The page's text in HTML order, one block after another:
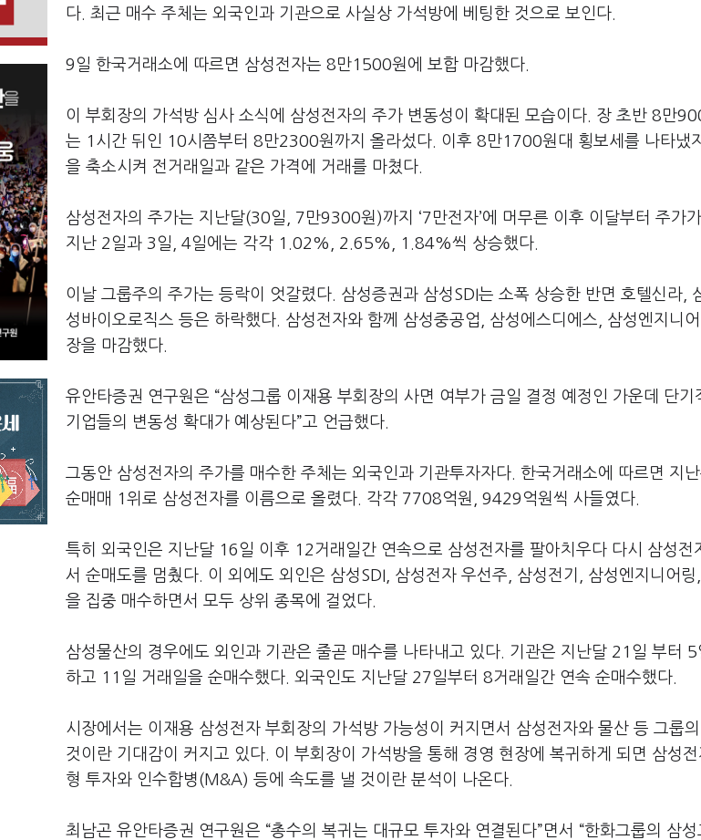
다. 최근 매수 주체는 외국인과 기관으로 사실상 가석방에 베팅한 것으로 보인다.
9일 한국거래소에 따르면 삼성전자는 8만1500원에 보합 마감했다.
이 부회장의 가석방 심사 소식에 삼성전자의 주가 변동성이 확대된 모습이다. 장 초반 8만
는 1시간 뒤인 10시쯤부터 8만2300원까지 올라섰다. 이후 8만1700원대 횡보세를 나타냈
을 축소시켜 전거래일과 같은 가격에 거래를 마쳤다.
삼성전자의 주가는 지난달(30일, 7만9300원)까지 ‘7만전자’에 머무른 이후 이달부터 주가
지난 2일과 3일, 4일에는 각각 1.02%, 2.65%, 1.84%씩 상승했다.
이날 그룹주의 주가는 등락이 엇갈렸다. 삼성증권과 삼성SDI는 소폭 상승한 반면 호텔신라,
성바이오로직스 등은 하락했다. 삼성전자와 함께 삼성중공업, 삼성에스디에스, 삼성엔지니
장을 마감했다.
유안타증권 연구원은 “삼성그룹 이재용 부회장의 사면 여부가 금일 결정 예정인 가운데 단기
기업들의 변동성 확대가 예상된다”고 언급했다.
그동안 삼성전자의 주가를 매수한 주체는 외국인과 기관투자자다. 한국거래소에 따르면 지
순매매 1위로 삼성전자를 이름으로 올렸다. 각각 7708억원, 9429억원씩 사들였다.
특히 외국인은 지난달 16일 이후 12거래일간 연속으로 삼성전자를 팔아치우다 다시 삼성전
서 순매도를 멈췄다. 이 외에도 외인은 삼성SDI, 삼성전자 우선주, 삼성전기, 삼성엔지니어
을 집중 매수하면서 모두 상위 종목에 걸었다.
삼성물산의 경우에도 외인과 기관은 줄곧 매수를 나타내고 있다. 기관은 지난달 21일 부터 5
하고 11일 거래일을 순매수했다. 외국인도 지난달 27일부터 8거래일간 연속 순매수했다.
시장에서는 이재용 삼성전자 부회장의 가석방 가능성이 커지면서 삼성전자와 물산 등 그룹
것이란 기대감이 커지고 있다. 이 부회장이 가석방을 통해 경영 현장에 복귀하게 되면 삼성
형 투자와 인수합병(M&A) 등에 속도를 낼 것이란 분석이 나온다.
최남곤 유안타증권 연구원은 “총수의 복귀는 대규모 투자와 연결된다”면서 “한화그룹의 삼